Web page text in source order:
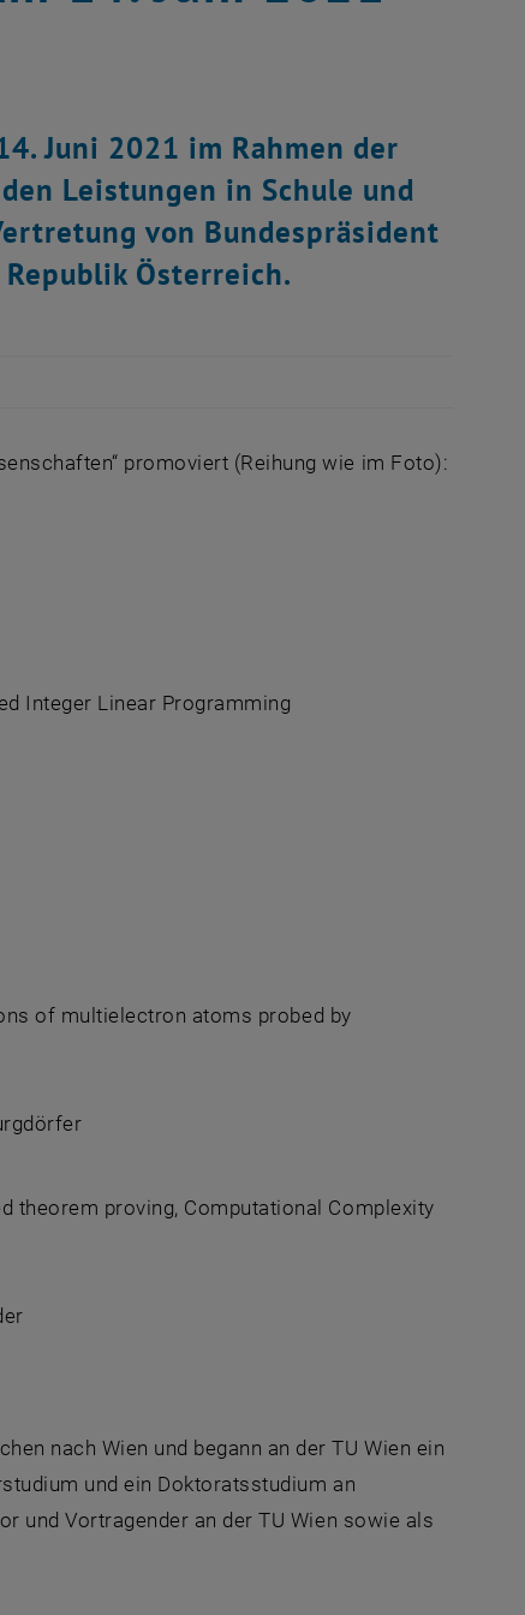
Juni 2021 im Rahmen der
Leistungen in Schule und
von Bundespräsident
Österreich.
promoviert (Reihung wie im Foto):
Integer Linear Programming
of multielectron atoms probed by
theorem proving, Computational Complexity
nach Wien und begann an der TU Wien ein
und ein Doktoratsstudium an
und Vortragender an der TU Wien sowie als